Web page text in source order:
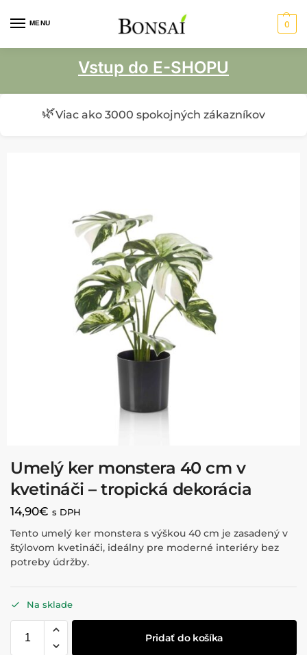
MENU 0
Vstup do E-SHOPU
🌿Viac ako 3000 spokojných zákazníkov
Umelý ker monstera 40 cm v
kvetináči – tropická dekorácia
14,90€ s DPH
Tento umelý ker monstera s výškou 40 cm je zasadený v
štýlovom kvetináči, ideálny pre moderné interiéry bez
potreby údržby.
Na sklade
Pridať do košíka